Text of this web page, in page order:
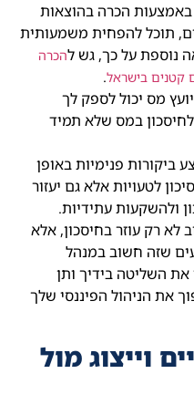
באמצעות הכרה בהוצאות
תוכל להפחית משמעותית
נוספת על כך, גש להכרה
קטנים בישראל.
יועץ מס יכול לספק לך
במס שלא תמיד
ביקורות פנימיות באופן
לטעויות אלא גם יעזור
ולהשקעות עתידיות.
לא רק עוזר בחיסכון, אלא
שזה חשוב במנהל
השליטה בידיך ותן
את הניהול הפיננסי שלך
וייצוג מול